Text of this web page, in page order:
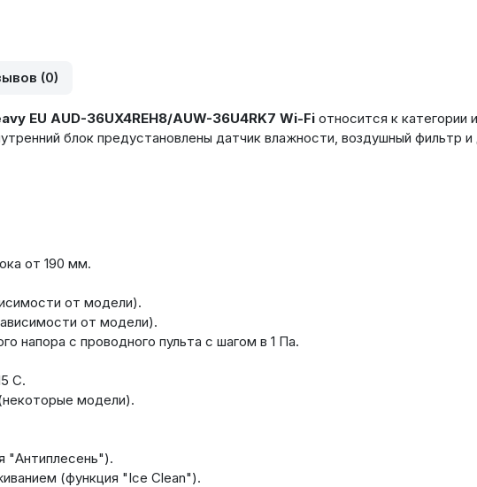
(0)
EU AUD-36UX4REH8/AUW-36U4RK7 Wi-Fi относится к категории
блок предустановлены датчик влажности, воздушный фильтр
от 190 мм.
от модели).
от модели).
напора с проводного пульта с шагом в 1 Па.
С.
модели).
"Антиплесень").
(функция "Ice Clean").